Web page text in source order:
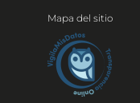
Mapa del sitio